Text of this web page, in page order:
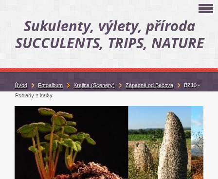
Sukulenty, výlety, příroda
SUCCULENTS, TRIPS, NATURE
Úvod Fotoalbum Krajina (Scenery) Západně od Bečova
BZ10 -
Pohledy z louky